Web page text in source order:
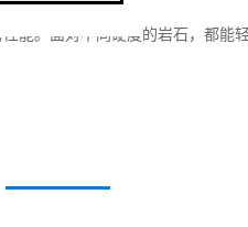
能。面对不同硬度的岩石，都能轻